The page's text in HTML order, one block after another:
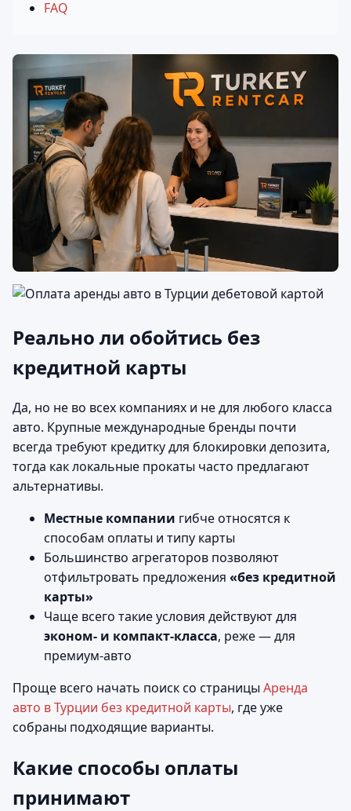
FAQ
Реально ли обойтись без
кредитной карты
Да, но не во всех компаниях и не для любого класса
авто. Крупные международные бренды почти
всегда требуют кредитку для блокировки депозита,
тогда как локальные прокаты часто предлагают
альтернативы.
Местные компании гибче относятся к
способам оплаты и типу карты
Большинство агрегаторов позволяют
отфильтровать предложения «без кредитной
карты»
Чаще всего такие условия действуют для
эконом‑ и компакт‑класса, реже — для
премиум‑авто
Проще всего начать поиск со страницы Аренда
авто в Турции без кредитной карты, где уже
собраны подходящие варианты.
Какие способы оплаты
принимают